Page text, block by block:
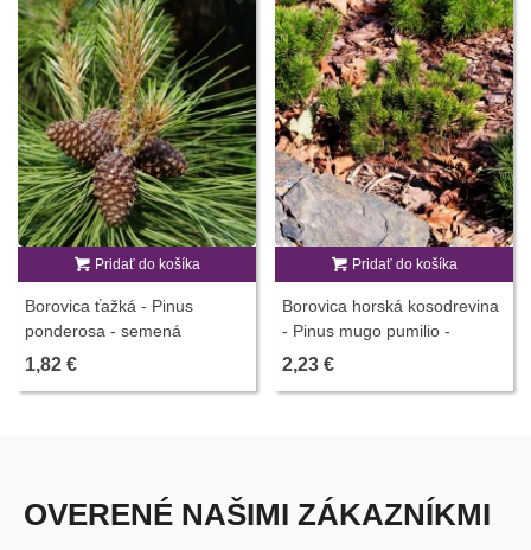
Pridať do košíka
Borovica ťažká - Pinus
ponderosa - semená
borovice - 6 ks
1,82 €
Pridať do košíka
Borovica horská kosodrevina
- Pinus mugo pumilio -
semená borovice - 5 ks
2,23 €
OVERENÉ NAŠIMI ZÁKAZNÍKMI